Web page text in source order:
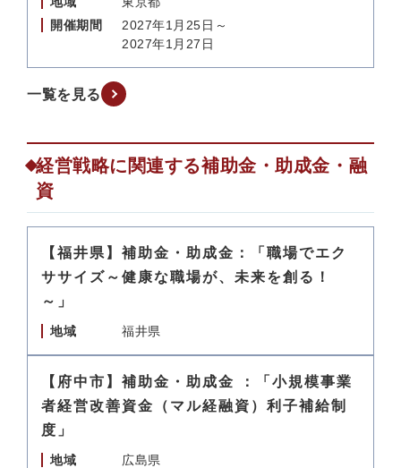
開催期間
2027年1月25日～
2027年1月27日
一覧を見る
経営戦略に関連する補助金・助成金・融
資
【福井県】補助金・助成金：「職場でエク
ササイズ～健康な職場が、未来を創る！
～」
地域 福井県
【府中市】補助金・助成金 ：「小規模事業
者経営改善資金（マル経融資）利子補給制
度」
地域 広島県